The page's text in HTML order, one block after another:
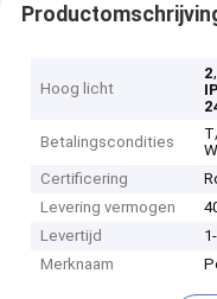
Hoog licht
2,
Betalingscondities
Certificering
Levering vermogen
Levertijd
Merknaam